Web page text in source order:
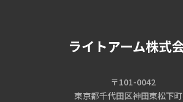
ライトアーム株式
〒101-0042
東京都千代田区神田東松下